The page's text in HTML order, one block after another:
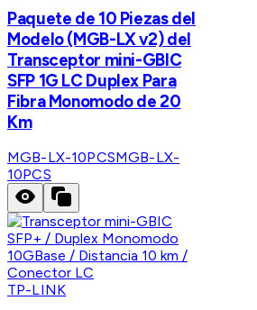
Paquete de 10 Piezas del
Modelo (MGB-LX v2) del
Transceptor mini-GBIC
SFP 1G LC Duplex Para
Fibra Monomodo de 20
Km
MGB-LX-10PCSMGB-LX-
10PCS
TP-LINK